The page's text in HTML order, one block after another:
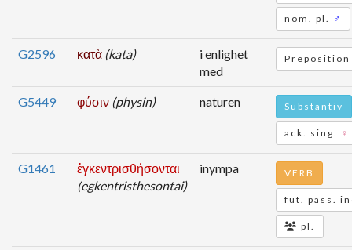
nom. pl. ♂
G2596 κατὰ (kata)
i enlighet
med
Preposition
G5449 φύσιν (physin) naturen Substantiv
ack. sing. ♀
G1461
ἐγκεντρισθήσονται
(egkentristhesontai)
inympa VERB
fut. pass.
pl.